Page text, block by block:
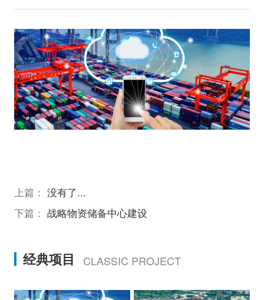
上篇： 没有了...
下篇： 战略物资储备中心建设
经典项目 CLASSIC PROJECT